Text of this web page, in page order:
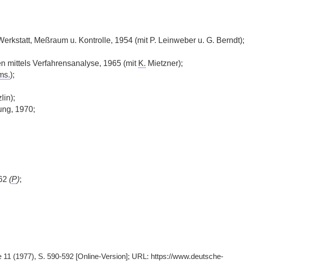
Meßraum u. Kontrolle, 1954 (mit P. Leinweber u. G. Berndt);
mittels Verfahrensanalyse, 1965 (mit K. Mietzner);
);
1970;
(P);
(1977), S. 590-592 [Online-Version]; URL: https://www.deutsche-